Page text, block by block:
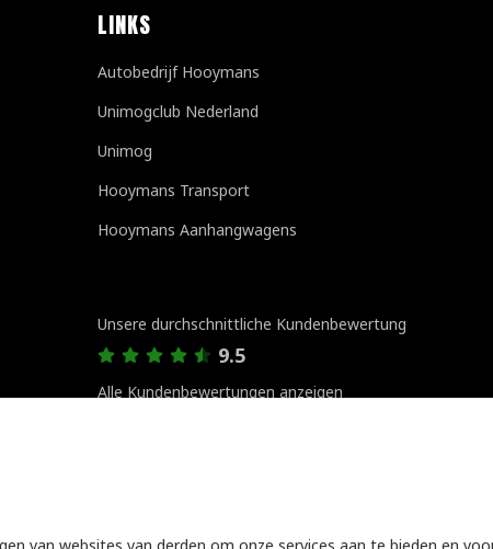
LINKS
Autobedrijf Hooymans
Unimogclub Nederland
Unimog
Hooymans Transport
Hooymans Aanhangwagens
Unsere durchschnittliche Kundenbewertung
9.5
Alle Kundenbewertungen anzeigen